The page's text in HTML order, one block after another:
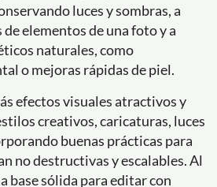
luces y sombras, a
elementos de una foto y a
naturales, como
o mejoras rápidas de piel.
efectos visuales atractivos y
creativos, caricaturas, luces
buenas prácticas para
no destructivas y escalables. Al
base sólida para editar con